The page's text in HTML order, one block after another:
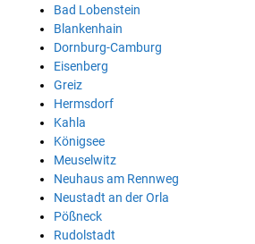
Bad Lobenstein
Blankenhain
Dornburg-Camburg
Eisenberg
Greiz
Hermsdorf
Kahla
Königsee
Meuselwitz
Neuhaus am Rennweg
Neustadt an der Orla
Pößneck
Rudolstadt